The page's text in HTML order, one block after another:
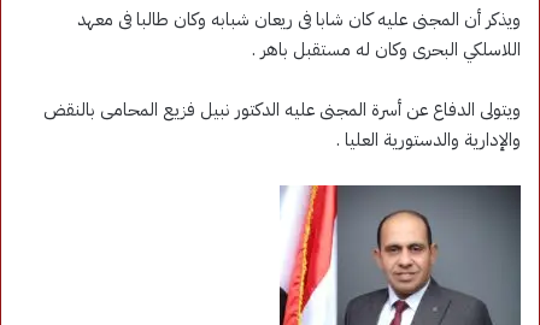
ويذكر أن المجنى عليه كان شابا فى ريعان شبابه وكان طالبا فى معهد
اللاسلكي البحرى وكان له مستقبل باهر .
ويتولى الدفاع عن أسرة المجنى عليه الدكتور نبيل فزيع المحامى بالنقض
والإدارية والدستورية العليا .